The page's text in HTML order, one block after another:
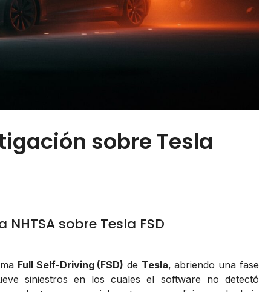
sobre Tesla
sobre Tesla FSD
Full Self-Driving (FSD) de Tesla, abriendo una fase
siniestros en los cuales el software no detectó